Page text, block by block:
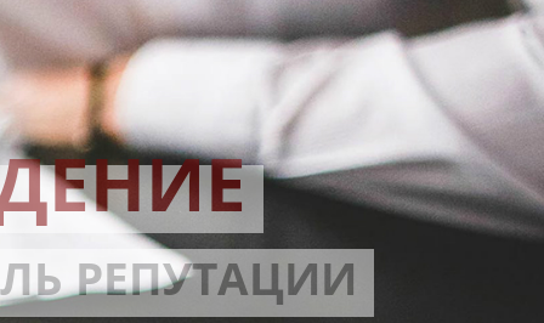
РЕПУТАЦИИ